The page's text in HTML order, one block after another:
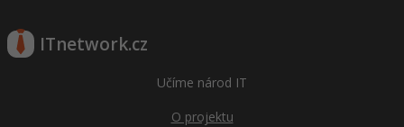
ITnetwork.cz
Učíme národ IT
O projektu